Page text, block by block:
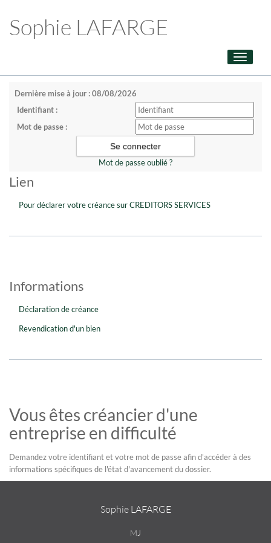
Sophie LAFARGE
Toggle
Dernière mise à jour : 08/08/2026
Identifiant :
Mot de passe :
Mot de passe oublié ?
Lien
Pour déclarer votre créance sur CREDITORS SERVICES
Informations
Déclaration de créance
Revendication d'un bien
Vous êtes créancier d'une
entreprise en difficulté
Demandez votre identifiant et votre mot de passe afin d'accéder à des
informations spécifiques de l'état d'avancement du dossier.
Sophie LAFARGE
MJ